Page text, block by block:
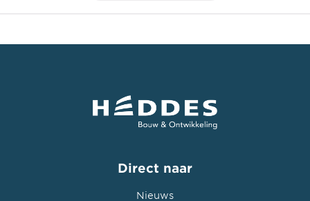
Direct naar
Nieuws